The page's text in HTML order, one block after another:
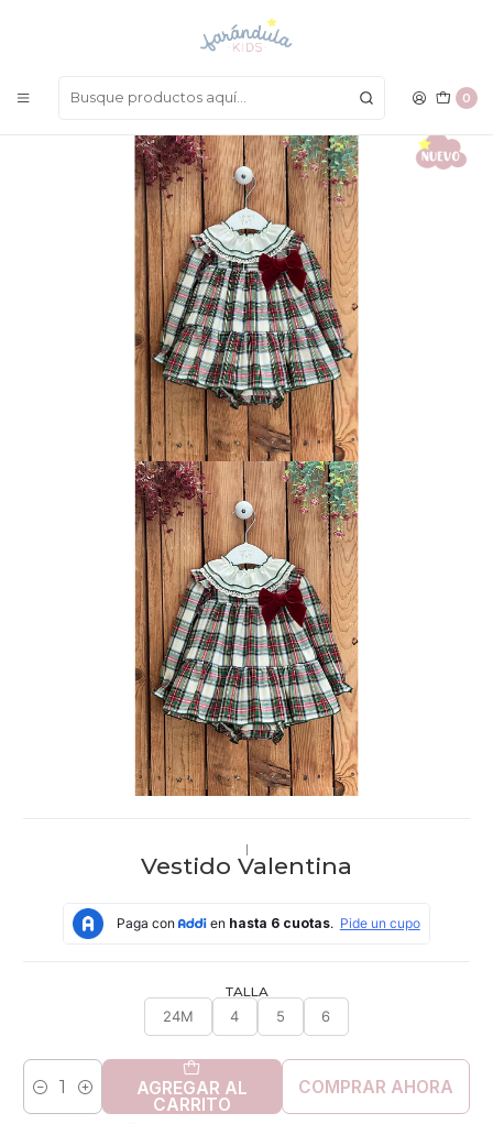
0
LAS MEJORES PRENDAS A UN SOLO CLICK
|
Vestido Valentina
TALLA
24M
4 5 6
Cantidad AGREGAR AL
CARRITO
COMPRAR AHORA